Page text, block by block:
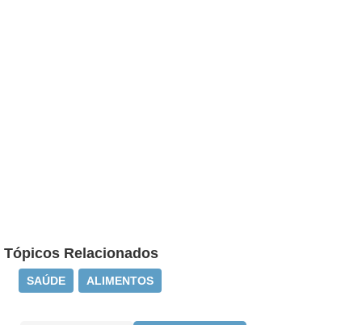
Tópicos Relacionados
SAÚDE ALIMENTOS